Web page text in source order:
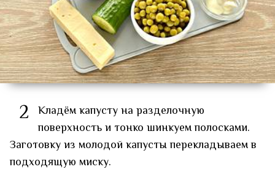
2 Кладём капусту на разделочную
поверхность и тонко шинкуем полосками.
Заготовку из молодой капусты перекладываем в
подходящую миску.